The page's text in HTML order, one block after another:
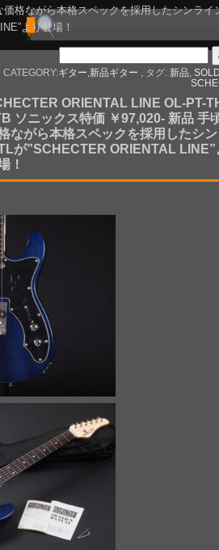
格ながら本格スペックを採用したシンライ
より登場！
CATEGORY:ギター 新品ギター , タグ: 新品
ORIENTAL LINE OL-PT-
ソニックス特価 ￥97,020- 新品 手
ながら本格スペックを採用したシ
が”SCHECTER ORIENTAL LINE”
！